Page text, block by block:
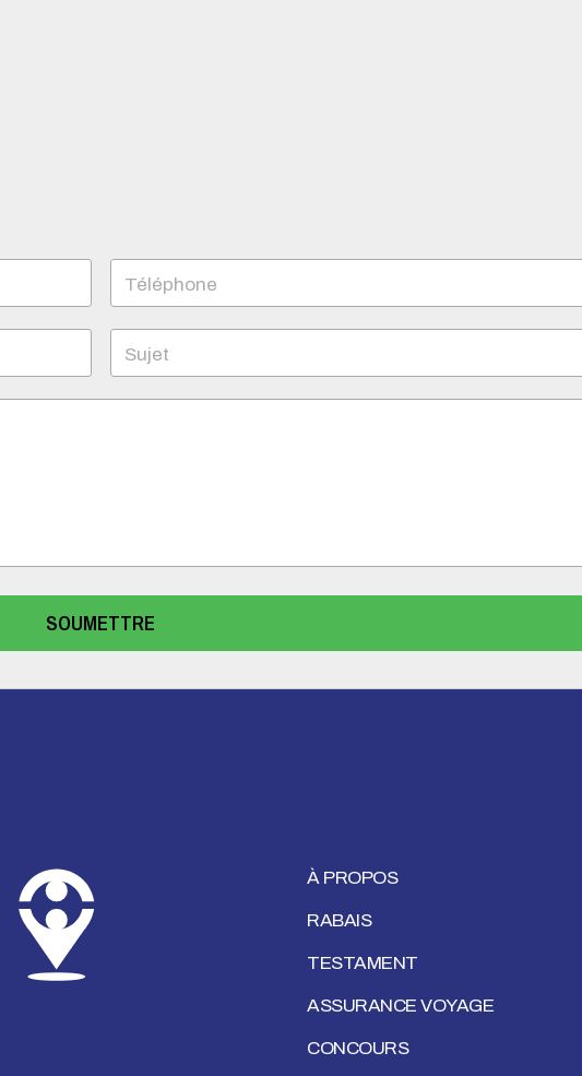
Téléphone
Sujet
SOUMETTRE
À PROPOS
RABAIS
TESTAMENT
ASSURANCE VOYAGE
CONCOURS